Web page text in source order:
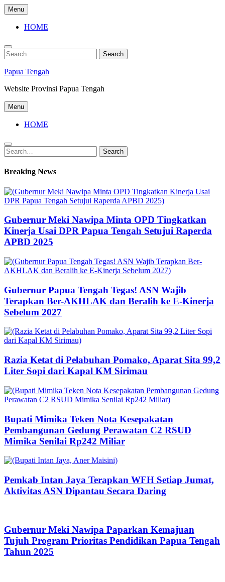
Skip
to
content
Menu
HOME
Search
for:
Search
Papua Tengah
Website Provinsi Papua Tengah
Menu
HOME
Search
for:
Search
Breaking News
Gubernur Meki Nawipa Minta OPD Tingkatkan
Kinerja Usai DPR Papua Tengah Setujui Raperda
APBD 2025
Gubernur Papua Tengah Tegas! ASN Wajib
Terapkan Ber-AKHLAK dan Beralih ke E-Kinerja
Sebelum 2027
Razia Ketat di Pelabuhan Pomako, Aparat Sita 99,2
Liter Sopi dari Kapal KM Sirimau
Bupati Mimika Teken Nota Kesepakatan
Pembangunan Gedung Perawatan C2 RSUD
Mimika Senilai Rp242 Miliar
Pemkab Intan Jaya Terapkan WFH Setiap Jumat,
Aktivitas ASN Dipantau Secara Daring
Gubernur Meki Nawipa Paparkan Kemajuan
Tujuh Program Prioritas Pendidikan Papua Tengah
Tahun 2025